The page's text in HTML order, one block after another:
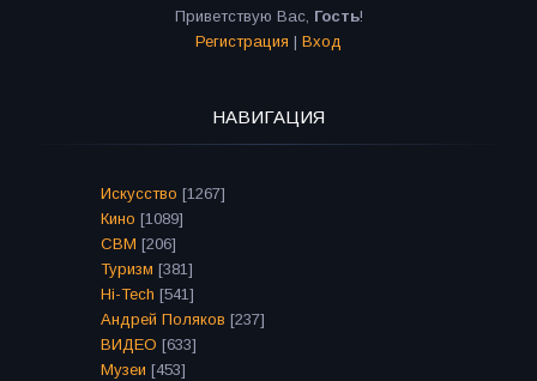
Приветствую Вас, Гость!
Регистрация | Вход
НАВИГАЦИЯ
Искусство [1267]
Кино [1089]
СВМ [206]
Туризм [381]
Hi-Tech [541]
Андрей Поляков [237]
ВИДЕО [633]
Музеи [453]